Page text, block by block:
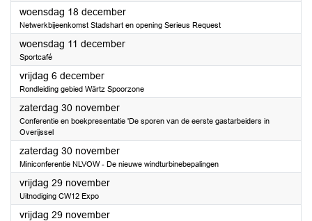
woensdag 18 december2024
Netwerkbijeenkomst Stadshart en opening Serieus Request
woensdag 11 december2024
Sportcafé
vrijdag 6 december2024
Rondleiding gebied Wärtz Spoorzone
zaterdag 30 november2024
Conferentie en boekpresentatie 'De sporen van de eerste gastarbeiders in
Overijssel
zaterdag 30 november2024
Miniconferentie NLVOW - De nieuwe windturbinebepalingen
vrijdag 29 november2024
Uitnodiging CW12 Expo
vrijdag 29 november2024